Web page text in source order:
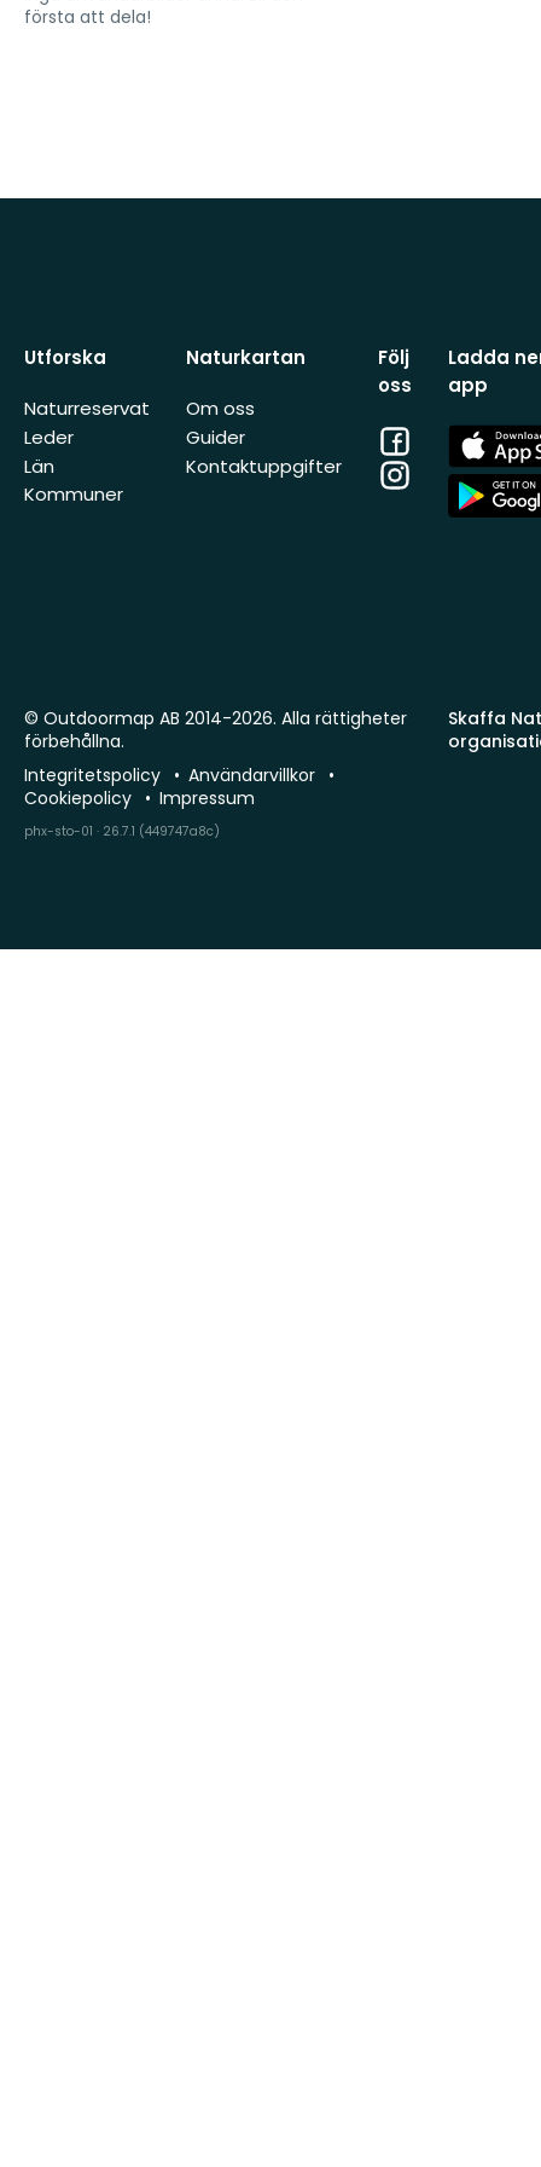
första att dela!
Utforska
Naturreservat
Leder
Län
Kommuner
Naturkartan
Om oss
Guider
Kontaktuppgifter
Följ
oss
Facebook
Instagram
Ladda
app
App
Store
App
Store
Skaffa
© Outdoormap AB 2014-2026. Alla rättigheter
förbehållna.
Integritetspolicy
Användarvillkor
Cookiepolicy
Impressum
phx-sto-01 · 26.7.1 (449747a8c)